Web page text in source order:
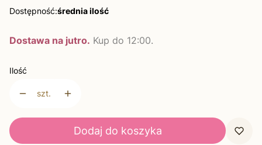
Dostępność:średnia ilość
Dostawa na jutro. Kup do 12:00.
Ilość
szt.
Dodaj do koszyka